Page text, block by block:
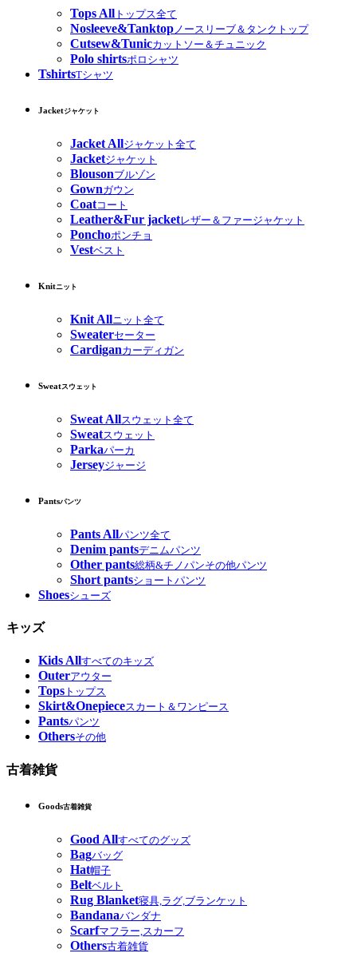
Tops All トップス全て
Nosleeve&Tanktop ノースリーブ＆タンクトップ
Cutsew&Tunicカットソー＆チュニック
Polo shirtsポロシャツ
TshirtsTシャツ
Jacketジャケット
Jacket Allジャケット全て
Jacketジャケット
Blousonブルゾン
Gownガウン
Coatコート
Leather&Fur jacketレザー＆ファージャケット
Ponchoポンチョ
Vestベスト
Knitニット
Knit Allニット全て
Sweaterセーター
Cardiganカーディガン
Sweatスウェット
Sweat Allスウェット全て
Sweatスウェット
Parkaパーカ
Jerseyジャージ
Pantsパンツ
Pants Allパンツ全て
Denim pantsデニムパンツ
Other pants総柄&チノパンその他パンツ
Short pantsショートパンツ
Shoesシューズ
キッズ
Kids Allすべてのキッズ
Outerアウター
Tops トップス
Skirt&Onepieceスカート＆ワンピース
Pantsパンツ
Othersその他
古着雑貨
Goods古着雑貨
Good Allすべてのグッズ
Bagバッグ
Hat帽子
Beltベルト
Rug Blanket寝具,ラグ,ブランケット
Bandanaバンダナ
Scarfマフラー,スカーフ
Others古着雑貨